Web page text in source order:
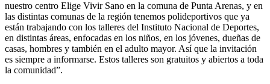
nuestro centro Elige Vivir Sano en la comuna de Punta Arenas, y en
las distintas comunas de la región tenemos polideportivos que ya
están trabajando con los talleres del Instituto Nacional de Deportes,
en distintas áreas, enfocadas en los niños, en los jóvenes, dueñas de
casas, hombres y también en el adulto mayor. Así que la invitación
es siempre a informarse. Estos talleres son gratuitos y abiertos a toda
la comunidad”.